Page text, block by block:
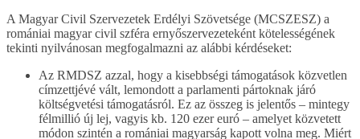
A Magyar Civil Szervezetek Erdélyi Szövetsége (MCSZESZ) a
romániai magyar civil szféra ernyőszervezeteként kötelességének
tekinti nyilvánosan megfogalmazni az alábbi kérdéseket:
Az RMDSZ azzal, hogy a kisebbségi támogatások közvetlen
címzettjévé vált, lemondott a parlamenti pártoknak járó
költségvetési támogatásról. Ez az összeg is jelentős – mintegy
félmillió új lej, vagyis kb. 120 ezer euró – amelyet közvetett
módon szintén a romániai magyarság kapott volna meg. Miért